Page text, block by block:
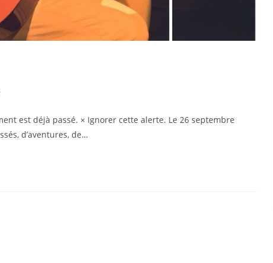
est déjà passé. × Ignorer cette alerte. Le 26 septembre
d’aventures, de…